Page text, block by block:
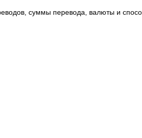
суммы перевода, валюты и